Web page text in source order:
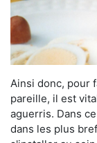
Ainsi donc, pour
pareille, il est
aguerris. Dans
dans les plus